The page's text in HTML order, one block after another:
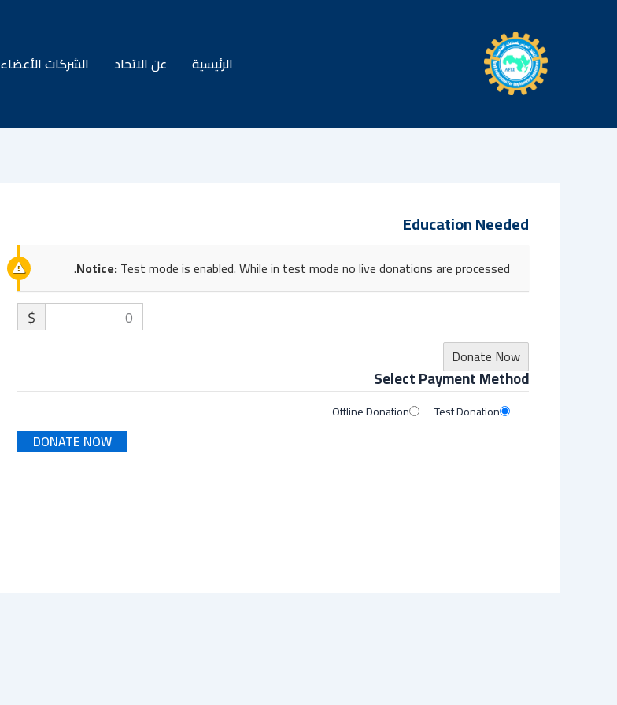
الرئيسية عن الاتحاد الشركات الأعضاء
Education Needed
Notice:Test mode is enabled. While in test mode no live donations are processed.
$ 0
Donate Now
Select Payment Method
Test Donation
Offline Donation